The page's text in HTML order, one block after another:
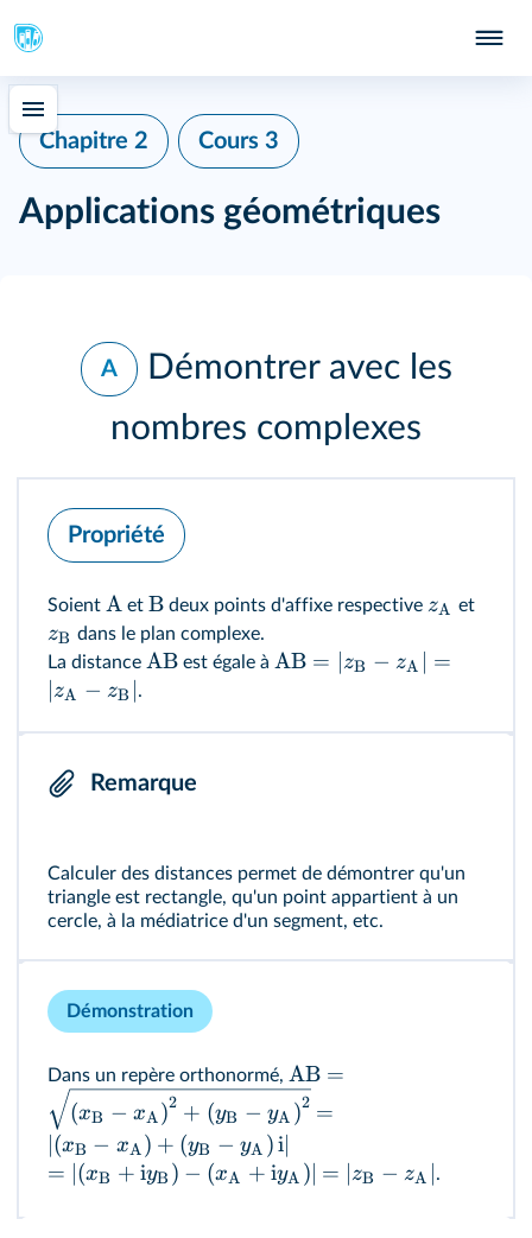
Chapitre 2 Cours 3
Applications géométriques
A
Démontrer avec les
nombres complexes
Propriété
Soient A et B deux points d'affixe respective zA et
zB dans le plan complexe.
La distance AB est égale à AB = zB − zA
=
zA − zB .
Remarque
Calculer des distances permet de démontrer qu'un
triangle est rectangle, qu'un point appartient à un
cercle, à la médiatrice d'un segment, etc.
Démonstration
Dans un repère orthonormé, AB =
(xB − xA)2 + (yB − yA )2 =
(xB − xA) + (yB − yA )i
= (xB + iyB ) − (xA + iyA ) = zB − zA .